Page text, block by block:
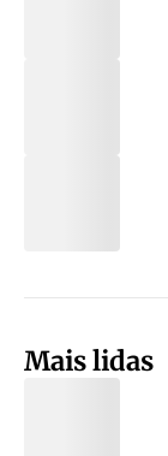
Mais lidas